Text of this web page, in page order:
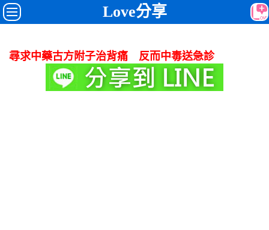
Love分享
尋求中藥古方附子治背痛 反而中毒送急診